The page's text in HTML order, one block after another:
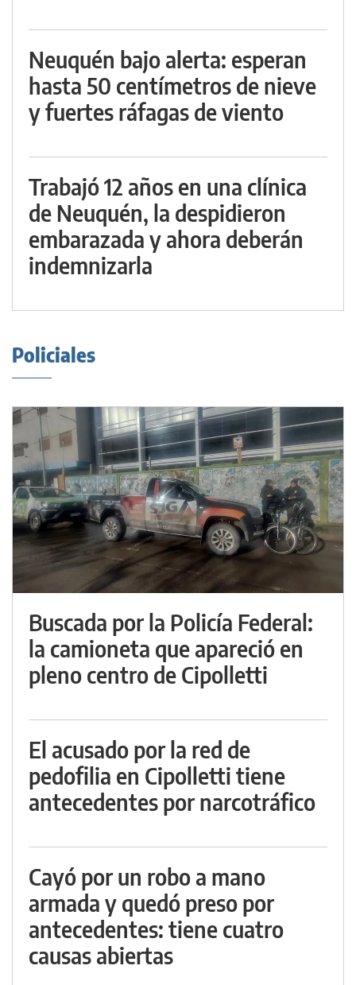
Neuquén bajo alerta: esperan
hasta 50 centímetros de nieve
y fuertes ráfagas de viento
Trabajó 12 años en una clínica
de Neuquén, la despidieron
embarazada y ahora deberán
indemnizarla
Policiales
Buscada por la Policía Federal:
la camioneta que apareció en
pleno centro de Cipolletti
El acusado por la red de
pedofilia en Cipolletti tiene
antecedentes por narcotráfico
Cayó por un robo a mano
armada y quedó preso por
antecedentes: tiene cuatro
causas abiertas